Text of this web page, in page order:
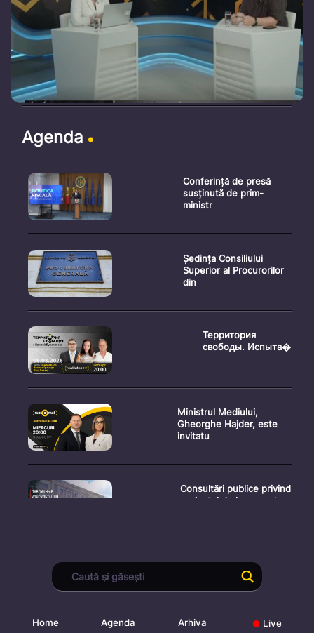
Agenda
Conferință de presă
susținută de prim-
ministr
Ședința Consiliului
Superior al Procurorilor
din
Территория
свободы. Испыта�
Ministrul Mediului,
Gheorghe Hajder, este
invitatu
Consultări publice privind
proiectul de lege pent
Consultarea Publică CP-
01, dedicată Studiilor de
Home Agenda Arhiva Live